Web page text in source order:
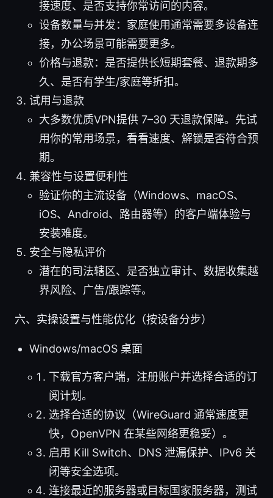
接速度、是否支持你常访问的内容。
设备数量与并发：家庭使用通常需要多设备连
接，办公场景可能需要更多。
价格与退款：是否提供长短期套餐、退款期多
久、是否有学生/家庭等折扣。
试用与退款
大多数优质VPN提供 7–30 天退款保障。先试
用你的常用场景，看看速度、解锁是否符合预
期。
兼容性与设置便利性
验证你的主流设备（Windows、macOS、
iOS、Android、路由器等）的客户端体验与
安装难度。
安全与隐私评价
潜在的司法辖区、是否独立审计、数据收集越
界风险、广告/跟踪等。
六、实操设置与性能优化（按设备分步）
Windows/macOS 桌面
下载官方客户端，注册账户并选择合适的订
阅计划。
选择合适的协议（WireGuard 通常速度更
快，OpenVPN 在某些网络更稳妥）。
启用 Kill Switch、DNS 泄漏保护、IPv6 关
闭等安全选项。
连接最近的服务器或目标国家服务器，测试